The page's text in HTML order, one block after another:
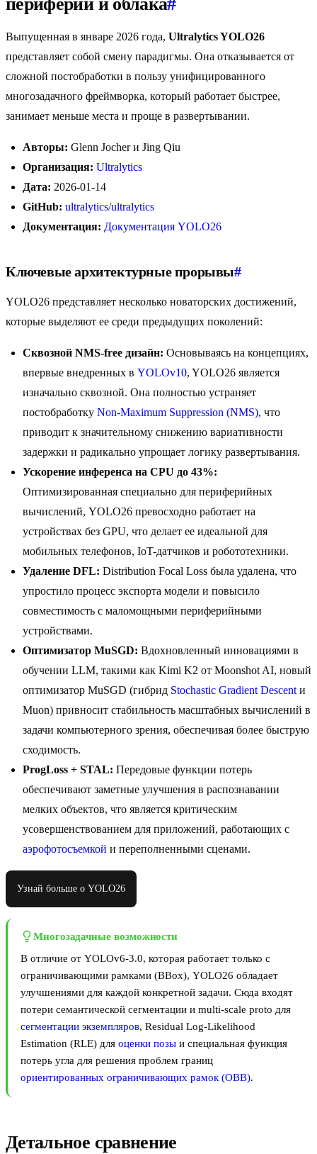
Выпущенная в январе 2026 года, Ultralytics YOLO26
представляет собой смену парадигмы. Она отказывается от
сложной постобработки в пользу унифицированного
многозадачного фреймворка, который работает быстрее,
занимает меньше места и проще в развертывании.
Авторы: Glenn Jocher и Jing Qiu
Организация: Ultralytics
Дата: 2026-01-14
GitHub: ultralytics/ultralytics
Документация: Документация YOLO26
Ключевые архитектурные прорывы#
YOLO26 представляет несколько новаторских достижений,
которые выделяют ее среди предыдущих поколений:
Сквозной NMS-free дизайн: Основываясь на концепциях,
впервые внедренных в YOLOv10, YOLO26 является
изначально сквозной. Она полностью устраняет
постобработку Non-Maximum Suppression (NMS), что
приводит к значительному снижению вариативности
задержки и радикально упрощает логику развертывания.
Ускорение инференса на CPU до 43%:
Оптимизированная специально для периферийных
вычислений, YOLO26 превосходно работает на
устройствах без GPU, что делает ее идеальной для
мобильных телефонов, IoT-датчиков и робототехники.
Удаление DFL: Distribution Focal Loss была удалена, что
упростило процесс экспорта модели и повысило
совместимость с маломощными периферийными
устройствами.
Оптимизатор MuSGD: Вдохновленный инновациями в
обучении LLM, такими как Kimi K2 от Moonshot AI, новый
оптимизатор MuSGD (гибрид Stochastic Gradient Descent и
Muon) привносит стабильность масштабных вычислений в
задачи компьютерного зрения, обеспечивая более быструю
сходимость.
ProgLoss + STAL: Передовые функции потерь
обеспечивают заметные улучшения в распознавании
мелких объектов, что является критическим
усовершенствованием для приложений, работающих с
аэрофотосъемкой и переполненными сценами.
Узнай больше о YOLO26
Многозадачные возможности
В отличие от YOLOv6-3.0, которая работает только с
ограничивающими рамками (BBox), YOLO26 обладает
улучшениями для каждой конкретной задачи. Сюда входят
потери семантической сегментации и multi-scale proto для
сегментации экземпляров, Residual Log-Likelihood
Estimation (RLE) для оценки позы и специальная функция
потерь угла для решения проблем границ
ориентированных ограничивающих рамок (OBB).
Детальное сравнение